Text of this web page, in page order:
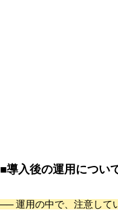
■導入後の運用につい
──運用の中で、注意して